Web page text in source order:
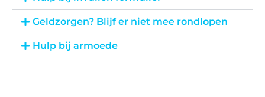
Geldzorgen? Blijf er niet mee rondlopen
Hulp bij armoede